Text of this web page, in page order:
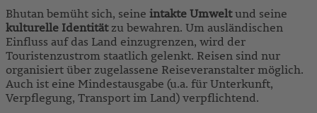
Bhutan bemüht sich, seine intakte Umweltund seine
kulturelle Identitätzu bewahren. Um ausländischen
Einfluss auf das Land einzugrenzen, wird der
Touristenzustrom staatlich gelenkt. Reisen sind nur
organisiert über zugelassene Reiseveranstalter möglich.
Auch ist eine Mindestausgabe (u.a. für Unterkunft,
Verpflegung, Transport im Land) verpflichtend.